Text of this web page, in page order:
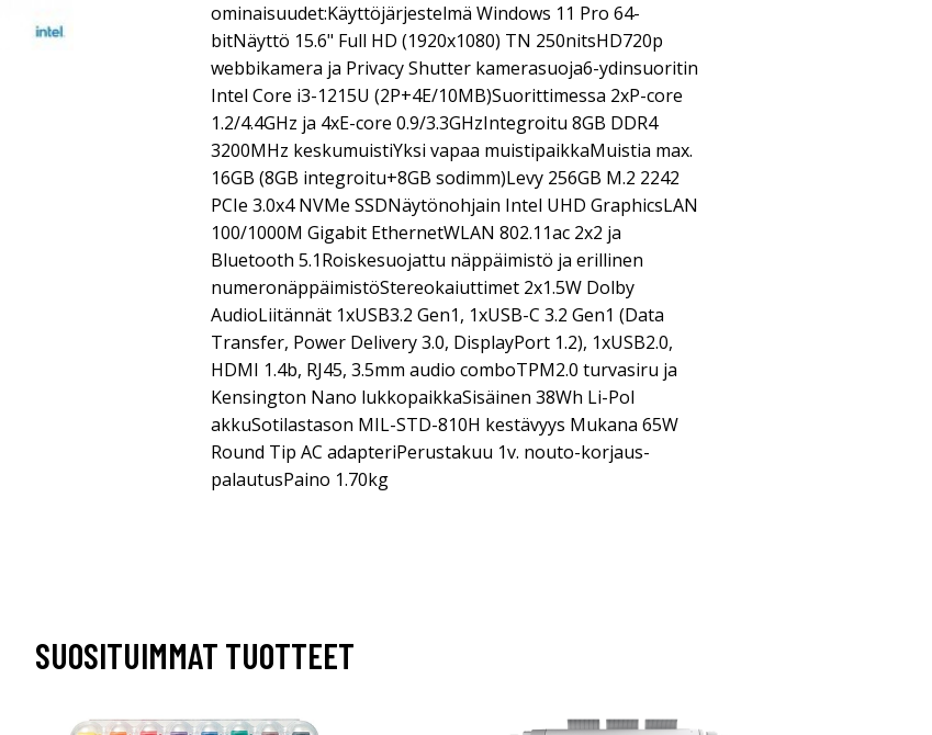
ominaisuudet:Käyttöjärjestelmä Windows 11 Pro 64-
bitNäyttö 15.6" Full HD (1920x1080) TN 250nitsHD720p
webbikamera ja Privacy Shutter kamerasuoja6-ydinsuoritin
Intel Core i3-1215U (2P+4E/10MB)Suorittimessa 2xP-core
1.2/4.4GHz ja 4xE-core 0.9/3.3GHzIntegroitu 8GB DDR4
3200MHz keskumuistiYksi vapaa muistipaikkaMuistia max.
16GB (8GB integroitu+8GB sodimm)Levy 256GB M.2 2242
PCIe 3.0x4 NVMe SSDNäytönohjain Intel UHD GraphicsLAN
100/1000M Gigabit EthernetWLAN 802.11ac 2x2 ja
Bluetooth 5.1Roiskesuojattu näppäimistö ja erillinen
numeronäppäimistöStereokaiuttimet 2x1.5W Dolby
AudioLiitännät 1xUSB3.2 Gen1, 1xUSB-C 3.2 Gen1 (Data
Transfer, Power Delivery 3.0, DisplayPort 1.2), 1xUSB2.0,
HDMI 1.4b, RJ45, 3.5mm audio comboTPM2.0 turvasiru ja
Kensington Nano lukkopaikkaSisäinen 38Wh Li-Pol
akkuSotilastason MIL-STD-810H kestävyys Mukana 65W
Round Tip AC adapteriPerustakuu 1v. nouto-korjaus-
palautusPaino 1.70kg
SUOSITUIMMAT TUOTTEET